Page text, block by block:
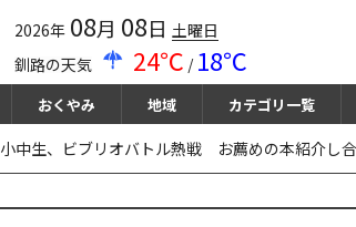
2026年 08月 08日 土曜日
釧路の天気
24℃ / 18℃
おくやみ 地域 カテゴリ一覧
小中生、ビブリオバトル熱戦 お薦めの本紹介し合